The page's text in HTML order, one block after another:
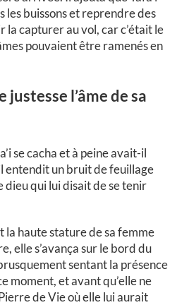
les buissons et reprendre des
la capturer au vol, car c’était le
pouvaient être ramenés en
justesse l’âme de sa
se cacha et à peine avait-il
entendit un bruit de feuillage
dieu qui lui disait de se tenir
la haute stature de sa femme
elle s’avança sur le bord du
sentant la présence
moment, et avant qu’elle ne
de Vie où elle lui aurait